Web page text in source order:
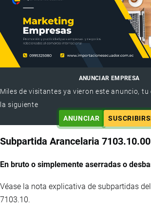
ANUNCIAR EMPRESA
Miles de visitantes ya vieron este anuncio, tu
la siguiente
ANUNCIAR
Subpartida Arancelaria 7103.10.00
En bruto o simplemente aserradas o
Véase la nota explicativa de subpartidas
7103.10.